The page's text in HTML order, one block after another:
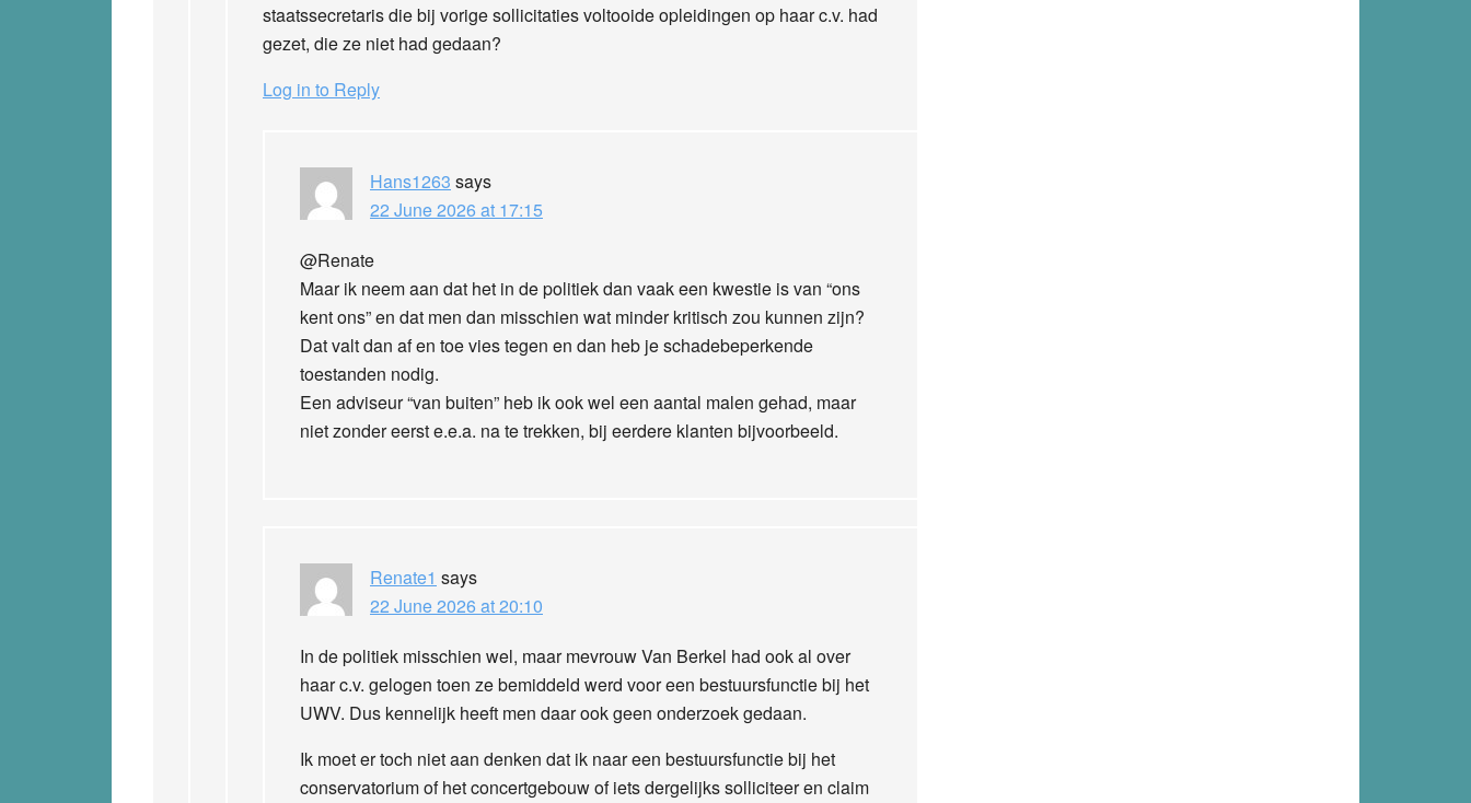
staatssecretaris die bij vorige sollicitaties voltooide opleidingen op haar c.v. had
gezet, die ze niet had gedaan?
Log in to Reply
Hans1263 says
22 June 2026 at 17:15
@Renate
Maar ik neem aan dat het in de politiek dan vaak een kwestie is van “ons
kent ons” en dat men dan misschien wat minder kritisch zou kunnen zijn?
Dat valt dan af en toe vies tegen en dan heb je schadebeperkende
toestanden nodig.
Een adviseur “van buiten” heb ik ook wel een aantal malen gehad, maar
niet zonder eerst e.e.a. na te trekken, bij eerdere klanten bijvoorbeeld.
Renate1 says
22 June 2026 at 20:10
In de politiek misschien wel, maar mevrouw Van Berkel had ook al over
haar c.v. gelogen toen ze bemiddeld werd voor een bestuursfunctie bij het
UWV. Dus kennelijk heeft men daar ook geen onderzoek gedaan.
Ik moet er toch niet aan denken dat ik naar een bestuursfunctie bij het
conservatorium of het concertgebouw of iets dergelijks solliciteer en claim